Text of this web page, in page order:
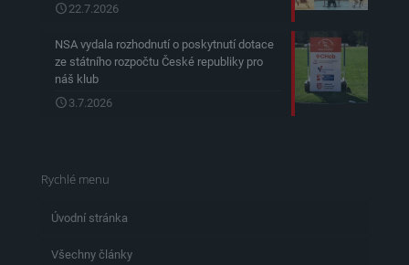
22.7.2026
NSA vydala rozhodnutí o poskytnutí dotace
ze státního rozpočtu České republiky pro
náš klub
3.7.2026
Rychlé menu
Úvodní stránka
Všechny články